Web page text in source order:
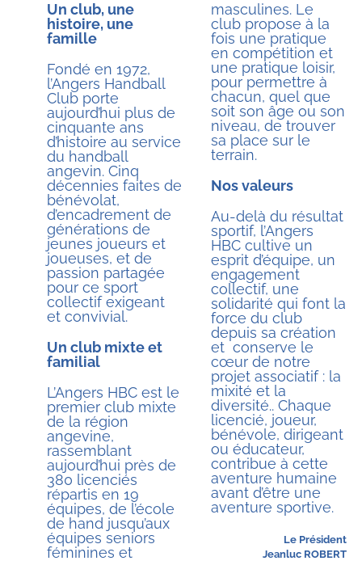
Un club, une
histoire, une
famille
Fondé en 1972,
l’Angers Handball
Club porte
aujourd’hui plus de
cinquante ans
d’histoire au service
du handball
angevin. Cinq
décennies faites de
bénévolat,
d’encadrement de
générations de
jeunes joueurs et
joueuses, et de
passion partagée
pour ce sport
collectif exigeant
et convivial.
Un club mixte et
familial
L’Angers HBC est le
premier club mixte
de la région
angevine,
rassemblant
aujourd’hui près de
380 licenciés
répartis en 19
équipes, de l’école
de hand jusqu’aux
équipes seniors
féminines et
masculines. Le
club propose à la
fois une pratique
en compétition et
une pratique loisir,
pour permettre à
chacun, quel que
soit son âge ou son
niveau, de trouver
sa place sur le
terrain.
Nos valeurs
Au-delà du résultat
sportif, l’Angers
HBC cultive un
esprit d’équipe, un
engagement
collectif, une
solidarité qui font la
force du club
depuis sa création
et conserve le
cœur de notre
projet associatif : la
mixité et la
diversité.. Chaque
licencié, joueur,
bénévole, dirigeant
ou éducateur,
contribue à cette
aventure humaine
avant d’être une
aventure sportive.
Le Président
Jeanluc ROBERT